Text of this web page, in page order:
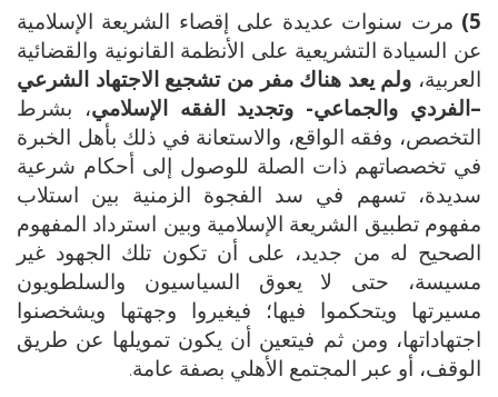
5)
مرت سنوات عديدة على إقصاء الشريعة الإسلامية
عن السيادة التشريعية على الأنظمة القانونية والقضائية
العربية، ولم يعد هناك مفر من تشجيع الاجتهاد الشرعي
–الفردي والجماعي- وتجديد الفقه الإسلامي، بشرط
التخصص، وفقه الواقع، والاستعانة في ذلك بأهل الخبرة
في تخصصاتهم ذات الصلة للوصول إلى أحكام شرعية
سديدة، تسهم في سد الفجوة الزمنية بين استلاب
مفهوم تطبيق الشريعة الإسلامية وبين استرداد المفهوم
الصحيح له من جديد، على أن تكون تلك الجهود غير
مسيسة، حتى لا يعوق السياسيون والسلطويون
مسيرتها ويتحكموا فيها؛ فيغيروا وجهتها ويشخصنوا
اجتهاداتها، ومن ثم فيتعين أن يكون تمويلها عن طريق
الوقف، أو عبر المجتمع الأهلي بصفة عامة.